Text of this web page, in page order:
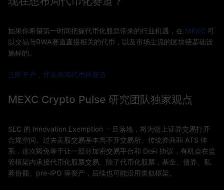
如果你希望第一时间把握代币化股票带来的行业机遇，在 MEXC 可
以交易与RWA赛道直接相关的代币，以及市场主流的区块链基础设
施标的。
立即开户，优先布局代币化赛道
MEXC Crypto Pulse 研究团队独家观点
SEC 的 Innovation Exemption 一旦落地，将为链上证券交易打开
合规空间。过去美股交易基本离不开交易所、传统券商和 ATS 体
系，这次豁免等于让一部分加密交易平台和 DeFi 协议，有机会在监
管框架内承接代币化股票交易。除了代币化股票，基金、债券、私
募份额、pre-IPO 等资产，后续也可能沿用类似框架。